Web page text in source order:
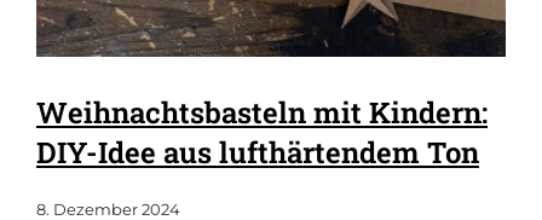
Weihnachtsbasteln mit Kindern:
DIY-Idee aus lufthärtendem Ton
8. Dezember 2024